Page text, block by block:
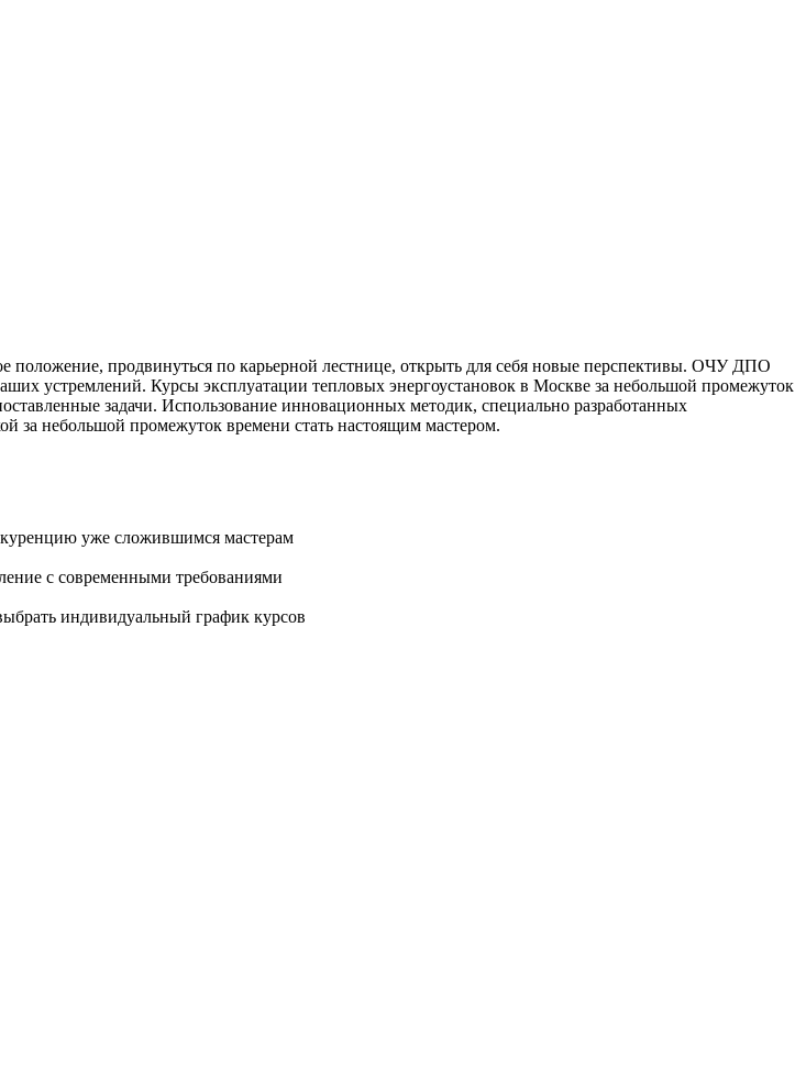
положение, продвинуться по карьерной лестнице, открыть для себя новые перспективы. ОЧУ ДПО
устремлений. Курсы эксплуатации тепловых энергоустановок в Москве за небольшой промежуток
задачи. Использование инновационных методик, специально разработанных
за небольшой промежуток времени стать настоящим мастером.
уже сложившимся мастерам
с современными требованиями
индивидуальный график курсов